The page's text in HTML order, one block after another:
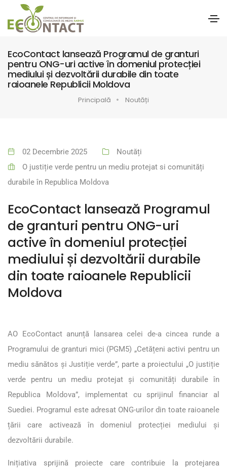
EcoContact lansează Programul de granturi
pentru ONG-uri active în domeniul protecției
mediului și dezvoltării durabile din toate
raioanele Republicii Moldova
Principală Noutăți
02 Decembrie 2025
Noutăți
O justiție verde pentru un mediu protejat si comunități
durabile în Republica Moldova
EcoContact lansează Programul
de granturi pentru ONG-uri
active în domeniul protecției
mediului și dezvoltării durabile
din toate raioanele Republicii
Moldova
AO EcoContact anunță lansarea celei de-a cincea runde a
Programului de granturi mici (PGM5) „Cetățeni activi pentru un
mediu sănătos și Justiție verde”, parte a proiectului „O justiție
verde pentru un mediu protejat și comunități durabile în
Republica Moldova”, implementat cu sprijinul financiar al
Suediei. Programul este adresat ONG-urilor din toate raioanele
țării care activează în domeniul protecției mediului și
dezvoltării durabile.
Inițiativa sprijină proiecte care contribuie la protejarea